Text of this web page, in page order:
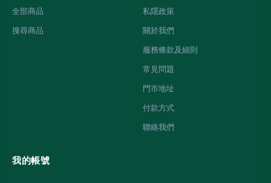
全部商品
搜尋商品
私隱政策
關於我們
服務條款及細則
常見問題
門市地址
付款方式
聯絡我們
我的帳號